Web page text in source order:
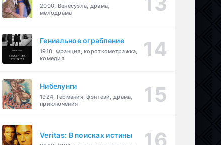
2000, Венесуэла, драма,
мелодрама
Гениальное ограбление
1910, Франция, короткометражка,
комедия
Нибелунги
1924, Германия, фэнтези, драма,
приключения
Veritas: В поисках истины